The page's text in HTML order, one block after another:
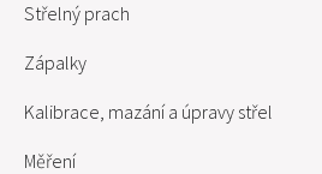
Střelný prach
Zápalky
Kalibrace, mazání a úpravy střel
Měření